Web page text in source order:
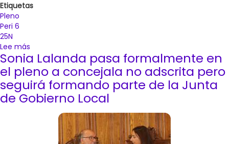
Etiquetas
Pleno
Peri 6
25N
Lee más
El
Pleno
aprueba
el
Plan
Sonia Lalanda pasa formalmente en
el pleno a concejala no adscrita pero
seguirá formando parte de la Junta
de Gobierno Local